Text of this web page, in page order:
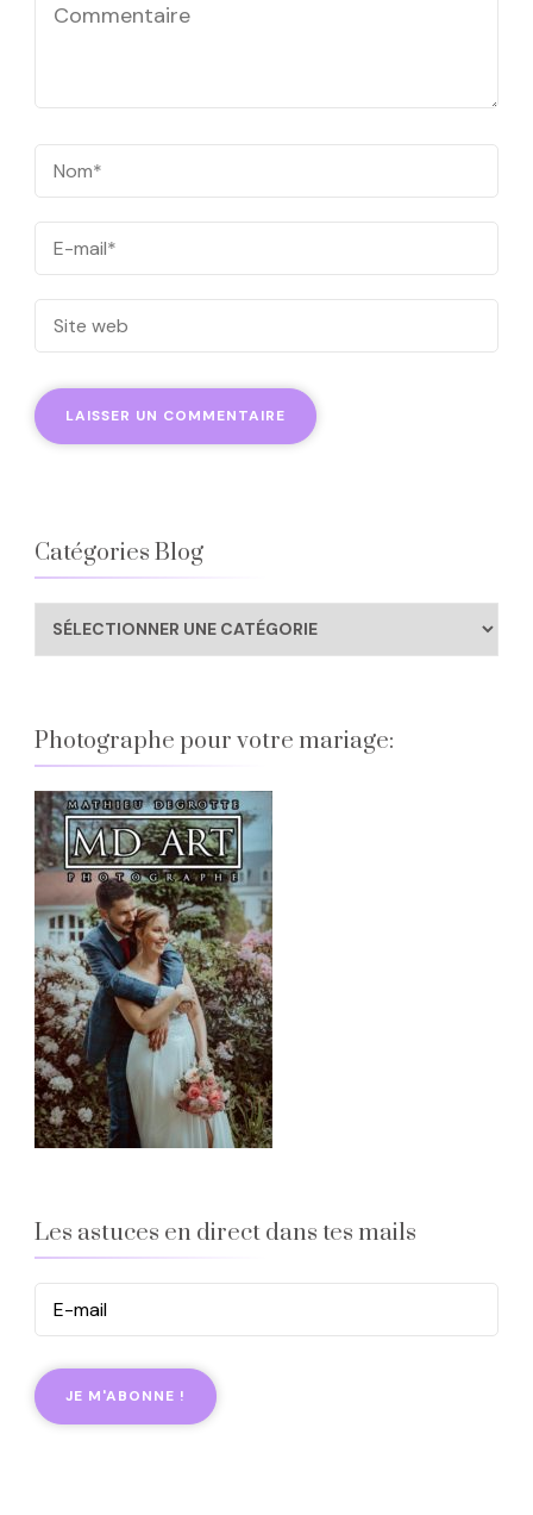
Catégories Blog
Catégories
Blog
Photographe pour votre mariage:
Les astuces en direct dans tes mails